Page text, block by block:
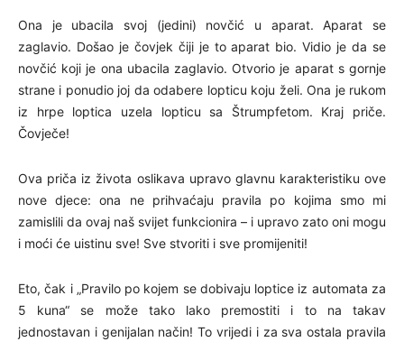
Ona je ubacila svoj (jedini) novčić u aparat. Aparat se
zaglavio. Došao je čovjek čiji je to aparat bio. Vidio je da se
novčić koji je ona ubacila zaglavio. Otvorio je aparat s gornje
strane i ponudio joj da odabere lopticu koju želi. Ona je rukom
iz hrpe loptica uzela lopticu sa Štrumpfetom. Kraj priče.
Čovječe!
Ova priča iz života oslikava upravo glavnu karakteristiku ove
nove djece: ona ne prihvaćaju pravila po kojima smo mi
zamislili da ovaj naš svijet funkcionira – i upravo zato oni mogu
i moći će uistinu sve! Sve stvoriti i sve promijeniti!
Eto, čak i „Pravilo po kojem se dobivaju loptice iz automata za
5 kuna“ se može tako lako premostiti i to na takav
jednostavan i genijalan način! To vrijedi i za sva ostala pravila